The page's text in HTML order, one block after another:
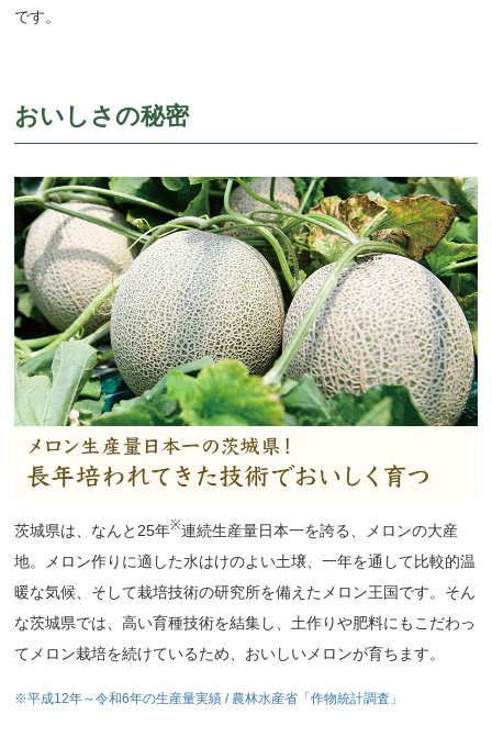
です。
おいしさの秘密
茨城県は、なんと25年※連続生産量日本一を誇る、メロンの大産
地。メロン作りに適した水はけのよい土壌、一年を通して比較的温
暖な気候、そして栽培技術の研究所を備えたメロン王国です。そん
な茨城県では、高い育種技術を結集し、土作りや肥料にもこだわっ
てメロン栽培を続けているため、おいしいメロンが育ちます。
※平成12年～令和6年の生産量実績 / 農林水産省「作物統計調査」